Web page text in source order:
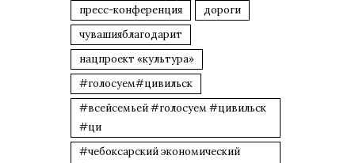
пресс-конференция
дороги
чувашияблагодарит
нацпроект «культура»
#голосуем#цивильск
#всейсемьей #голосуем #цивильск
#ци
#чебоксарский экономический